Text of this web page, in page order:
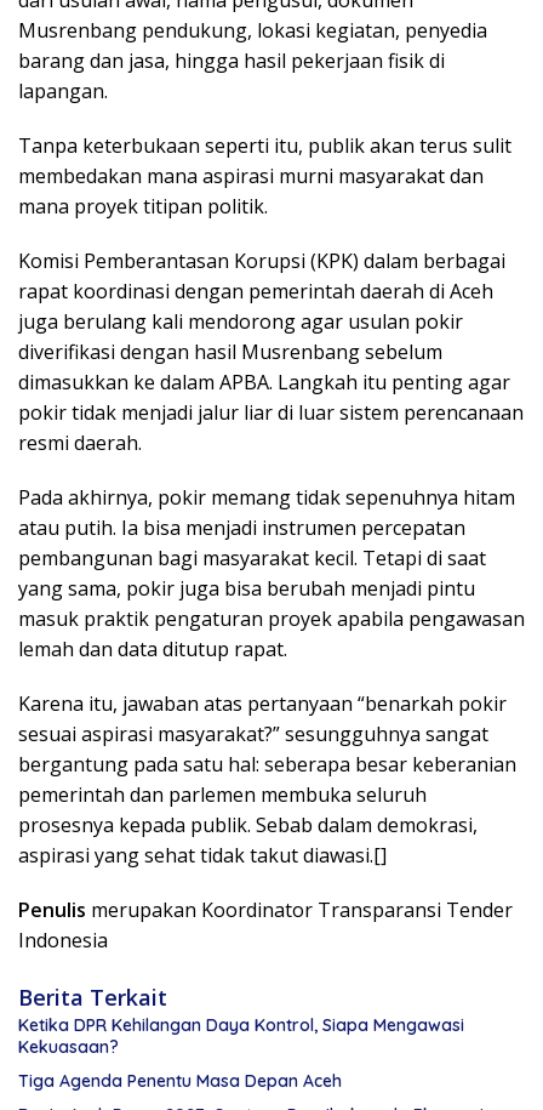
Musrenbang pendukung, lokasi kegiatan, penyedia
barang dan jasa, hingga hasil pekerjaan fisik di
lapangan.
Tanpa keterbukaan seperti itu, publik akan terus sulit
membedakan mana aspirasi murni masyarakat dan
mana proyek titipan politik.
Komisi Pemberantasan Korupsi (KPK) dalam berbagai
rapat koordinasi dengan pemerintah daerah di Aceh
juga berulang kali mendorong agar usulan pokir
diverifikasi dengan hasil Musrenbang sebelum
dimasukkan ke dalam APBA. Langkah itu penting agar
pokir tidak menjadi jalur liar di luar sistem perencanaan
resmi daerah.
Pada akhirnya, pokir memang tidak sepenuhnya hitam
atau putih. Ia bisa menjadi instrumen percepatan
pembangunan bagi masyarakat kecil. Tetapi di saat
yang sama, pokir juga bisa berubah menjadi pintu
masuk praktik pengaturan proyek apabila pengawasan
lemah dan data ditutup rapat.
Karena itu, jawaban atas pertanyaan “benarkah pokir
sesuai aspirasi masyarakat?” sesungguhnya sangat
bergantung pada satu hal: seberapa besar keberanian
pemerintah dan parlemen membuka seluruh
prosesnya kepada publik. Sebab dalam demokrasi,
aspirasi yang sehat tidak takut diawasi.[]
Penulis merupakan Koordinator Transparansi Tender
Indonesia
Berita Terkait
Ketika DPR Kehilangan Daya Kontrol, Siapa Mengawasi
Kekuasaan?
Tiga Agenda Penentu Masa Depan Aceh